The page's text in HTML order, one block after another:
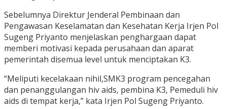
Sebelumnya Direktur Jenderal Pembinaan dan
Pengawasan Keselamatan dan Kesehatan Kerja Irjen Pol
Sugeng Priyanto menjelaskan penghargaan dapat
memberi motivasi kepada perusahaan dan aparat
pemerintah disemua level untuk menciptakan K3.
“Meliputi kecelakaan nihil,SMK3 program pencegahan
dan penanggulangan hiv aids, pembina K3, Pemeduli hiv
aids di tempat kerja,” kata Irjen Pol Sugeng Priyanto.